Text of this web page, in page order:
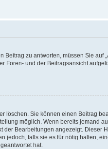
zu antworten, müssen Sie auf
und der Beitragsansicht
Sie können einen Beitrag
möglich. Wenn bereits jemand
Bearbeitungen angezeigt. Dieser
falls sie es für nötig halten,
hat.